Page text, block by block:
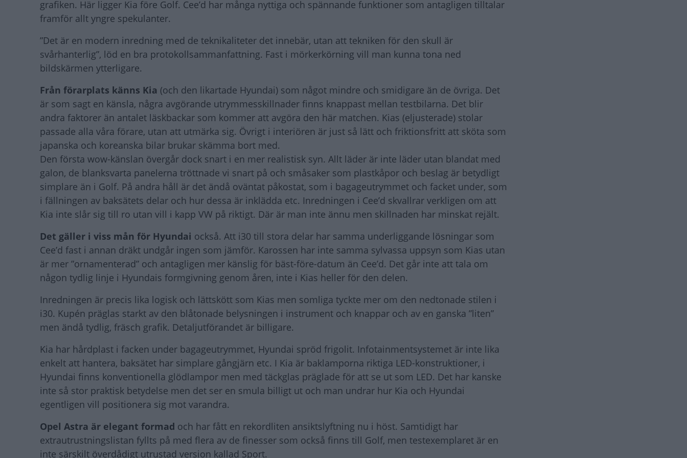
grafiken. Här ligger Kia före Golf. Cee’d har många nyttiga och spännande funktioner som antagligen tilltalar
framför allt yngre spekulanter.
”Det är en modern inredning med de teknikaliteter det innebär, utan att tekniken för den skull är
svårhanterlig”, löd en bra protokollsammanfattning. Fast i mörkerkörning vill man kunna tona ned
bildskärmen ytterligare.
Från förarplats känns Kia (och den likartade Hyundai) som något mindre och smidigare än de övriga. Det
är som sagt en känsla, några avgörande utrymmesskillnader finns knappast mellan testbilarna. Det blir
andra faktorer än antalet läskbackar som kommer att avgöra den här matchen. Kias (eljusterade) stolar
passade alla våra förare, utan att utmärka sig. Övrigt i interiören är just så lätt och friktionsfritt att sköta som
japanska och koreanska bilar brukar skämma bort med.
Den första wow-känslan övergår dock snart i en mer realistisk syn. Allt läder är inte läder utan blandat med
galon, de blanksvarta panelerna tröttnade vi snart på och småsaker som plastkåpor och beslag är betydligt
simplare än i Golf. På andra håll är det ändå oväntat påkostat, som i bagageutrymmet och facket under, som
i fällningen av baksätets delar och hur dessa är inklädda etc. Inredningen i Cee’d skvallrar verkligen om att
Kia inte slår sig till ro utan vill i kapp VW på riktigt. Där är man inte ännu men skillnaden har minskat rejält.
Det gäller i viss mån för Hyundai också. Att i30 till stora delar har samma underliggande lösningar som
Cee’d fast i annan dräkt undgår ingen som jämför. Karossen har inte samma sylvassa uppsyn som Kias utan
är mer ”ornamenterad” och antagligen mer känslig för bäst-före-datum än Cee’d. Det går inte att tala om
någon tydlig linje i Hyundais formgivning genom åren, inte i Kias heller för den delen.
Inredningen är precis lika logisk och lättskött som Kias men somliga tyckte mer om den nedtonade stilen i
i30. Kupén präglas starkt av den blåtonade belysningen i instrument och knappar och av en ganska ”liten”
men ändå tydlig, fräsch grafik. Detaljutförandet är billigare.
Kia har hårdplast i facken under bagageutrymmet, Hyundai spröd frigolit. Infotainmentsystemet är inte lika
enkelt att hantera, baksätet har simplare gångjärn etc. I Kia är baklamporna riktiga LED-konstruktioner, i
Hyundai finns konventionella glödlampor men med täckglas präglade för att se ut som LED. Det har kanske
inte så stor praktisk betydelse men det ser en smula billigt ut och man undrar hur Kia och Hyundai
egentligen vill positionera sig mot varandra.
Opel Astra är elegant formad och har fått en rekordliten ansiktslyftning nu i höst. Samtidigt har
extrautrustningslistan fyllts på med flera av de finesser som också finns till Golf, men testexemplaret är en
inte särskilt överdådigt utrustad version kallad Sport.